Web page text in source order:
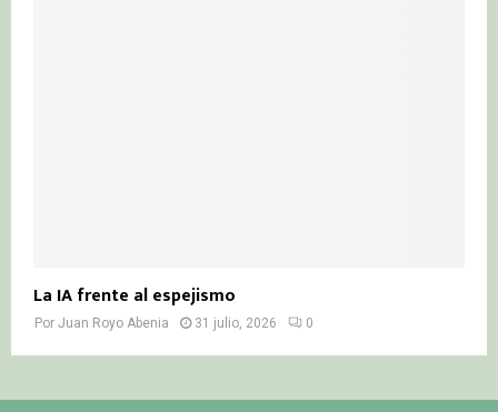
La IA frente al espejismo
Por Juan Royo Abenia 31 julio, 2026 0